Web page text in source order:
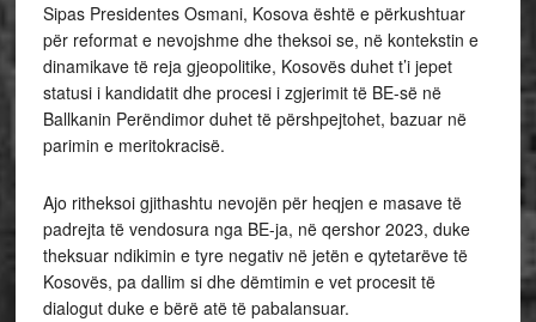
Sipas Presidentes Osmani, Kosova është e përkushtuar
për reformat e nevojshme dhe theksoi se, në kontekstin e
dinamikave të reja gjeopolitike, Kosovës duhet t’i jepet
statusi i kandidatit dhe procesi i zgjerimit të BE-së në
Ballkanin Perëndimor duhet të përshpejtohet, bazuar në
parimin e meritokracisë.
Ajo ritheksoi gjithashtu nevojën për heqjen e masave të
padrejta të vendosura nga BE-ja, në qershor 2023, duke
theksuar ndikimin e tyre negativ në jetën e qytetarëve të
Kosovës, pa dallim si dhe dëmtimin e vet procesit të
dialogut duke e bërë atë të pabalansuar.